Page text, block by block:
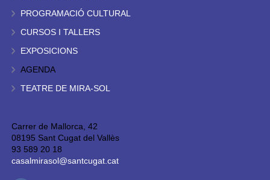
PROGRAMACIÓ CULTURAL
CURSOS I TALLERS
EXPOSICIONS
AGENDA
TEATRE DE MIRA-SOL
Carrer de Mallorca, 42
08195 Sant Cugat del Vallès
93 589 20 18
casalmirasol@santcugat.cat